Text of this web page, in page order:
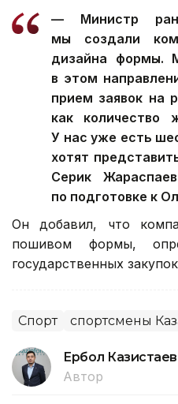
— Министр
мы создали
дизайна формы.
в этом
прием заявок на
как количество
У нас уже есть
хотят
Серик
по подготовке к
Он добавил, что
пошивом формы,
государственных
Спорт спортсмены
Ербол Казистаев
Автор